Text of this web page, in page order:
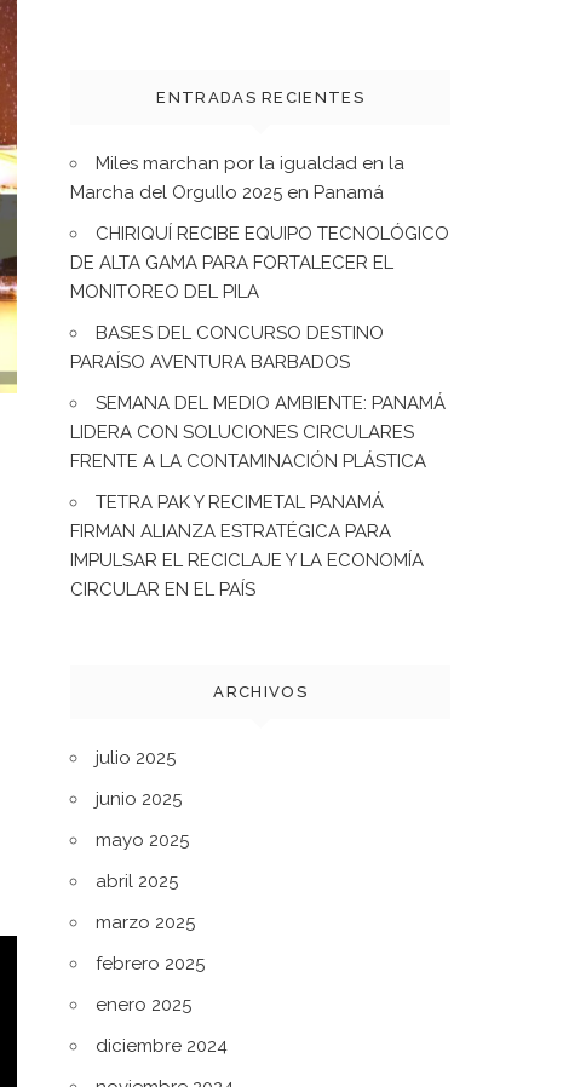
ENTRADAS RECIENTES
Miles marchan por la igualdad en la
Marcha del Orgullo 2025 en Panamá
CHIRIQUÍ RECIBE EQUIPO TECNOLÓGICO
DE ALTA GAMA PARA FORTALECER EL
MONITOREO DEL PILA
BASES DEL CONCURSO DESTINO
PARAÍSO AVENTURA BARBADOS
SEMANA DEL MEDIO AMBIENTE: PANAMÁ
LIDERA CON SOLUCIONES CIRCULARES
FRENTE A LA CONTAMINACIÓN PLÁSTICA
TETRA PAK Y RECIMETAL PANAMÁ
FIRMAN ALIANZA ESTRATÉGICA PARA
IMPULSAR EL RECICLAJE Y LA ECONOMÍA
CIRCULAR EN EL PAÍS
ARCHIVOS
julio 2025
junio 2025
mayo 2025
abril 2025
marzo 2025
febrero 2025
enero 2025
diciembre 2024